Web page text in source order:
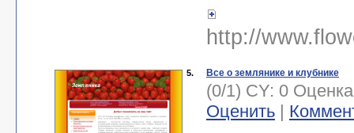
http://
5. Все о землянике и клубнике
(0/1) CY: 0
Оценить |